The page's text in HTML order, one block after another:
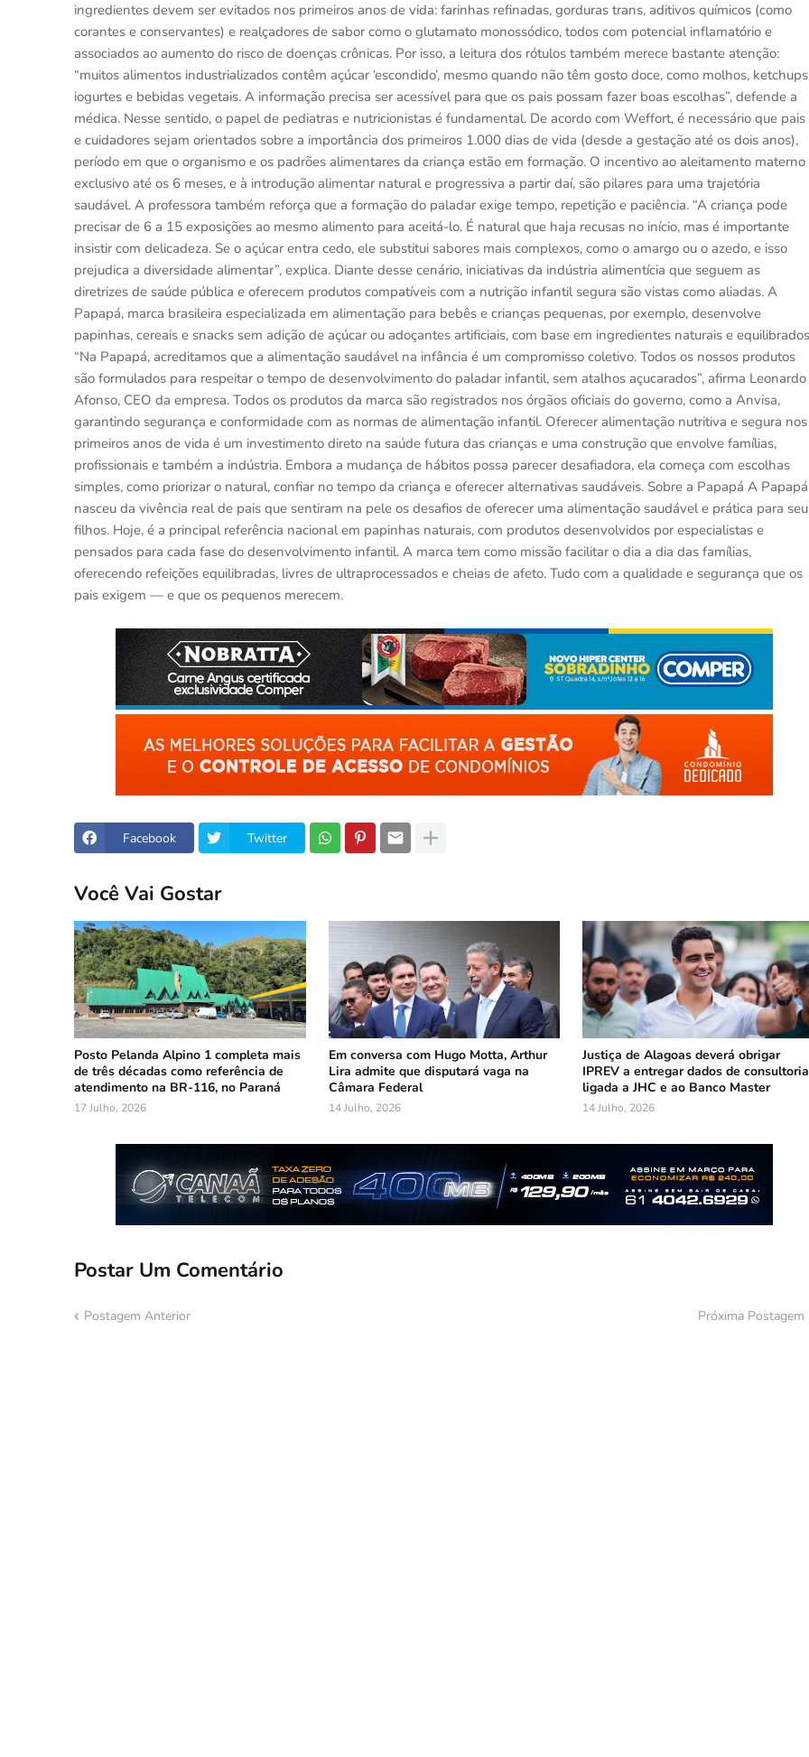
ingredientes devem ser evitados nos primeiros anos de vida: farinhas refinadas, gorduras trans, aditivos químicos (como
corantes e conservantes) e realçadores de sabor como o glutamato monossódico, todos com potencial inflamatório e
associados ao aumento do risco de doenças crônicas. Por isso, a leitura dos rótulos também merece bastante atenção:
“muitos alimentos industrializados contêm açúcar ‘escondido’, mesmo quando não têm gosto doce, como molhos,
iogurtes e bebidas vegetais. A informação precisa ser acessível para que os pais possam fazer boas escolhas”, defende a
médica. Nesse sentido, o papel de pediatras e nutricionistas é fundamental. De acordo com Weffort, é necessário que pais
e cuidadores sejam orientados sobre a importância dos primeiros 1.000 dias de vida (desde a gestação até os dois anos),
período em que o organismo e os padrões alimentares da criança estão em formação. O incentivo ao aleitamento materno
exclusivo até os 6 meses, e à introdução alimentar natural e progressiva a partir daí, são pilares para uma trajetória
saudável. A professora também reforça que a formação do paladar exige tempo, repetição e paciência. “A criança pode
precisar de 6 a 15 exposições ao mesmo alimento para aceitá-lo. É natural que haja recusas no início, mas é importante
insistir com delicadeza. Se o açúcar entra cedo, ele substitui sabores mais complexos, como o amargo ou o azedo, e isso
prejudica a diversidade alimentar”, explica. Diante desse cenário, iniciativas da indústria alimentícia que seguem as
diretrizes de saúde pública e oferecem produtos compatíveis com a nutrição infantil segura são vistas como aliadas. A
Papapá, marca brasileira especializada em alimentação para bebês e crianças pequenas, por exemplo, desenvolve
papinhas, cereais e snacks sem adição de açúcar ou adoçantes artificiais, com base em ingredientes naturais e
“Na Papapá, acreditamos que a alimentação saudável na infância é um compromisso coletivo. Todos os nossos produtos
são formulados para respeitar o tempo de desenvolvimento do paladar infantil, sem atalhos açucarados”, afirma Leonardo
Afonso, CEO da empresa. Todos os produtos da marca são registrados nos órgãos oficiais do governo, como a Anvisa,
garantindo segurança e conformidade com as normas de alimentação infantil. Oferecer alimentação nutritiva e segura nos
primeiros anos de vida é um investimento direto na saúde futura das crianças e uma construção que envolve famílias,
profissionais e também a indústria. Embora a mudança de hábitos possa parecer desafiadora, ela começa com escolhas
simples, como priorizar o natural, confiar no tempo da criança e oferecer alternativas saudáveis. Sobre a Papapá A Papapá
nasceu da vivência real de pais que sentiram na pele os desafios de oferecer uma alimentação saudável e prática para
filhos. Hoje, é a principal referência nacional em papinhas naturais, com produtos desenvolvidos por especialistas e
pensados para cada fase do desenvolvimento infantil. A marca tem como missão facilitar o dia a dia das famílias,
oferecendo refeições equilibradas, livres de ultraprocessados e cheias de afeto. Tudo com a qualidade e segurança que os
pais exigem — e que os pequenos merecem.
Facebook Twitter
Você Vai Gostar
Posto Pelanda Alpino 1 completa mais
de três décadas como referência de
atendimento na BR-116, no Paraná
17 Julho, 2026
Em conversa com Hugo Motta, Arthur
Lira admite que disputará vaga na
Câmara Federal
14 Julho, 2026
Justiça de Alagoas deverá obrigar
IPREV a entregar dados de consultoria
ligada a JHC e ao Banco Master
14 Julho, 2026
Postar Um Comentário
Postagem Anterior Próxima Postagem